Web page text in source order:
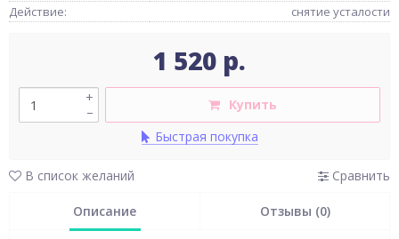
Действие:
снятие усталости
1 520 р.
–
+
Купить
Быстрая покупка
В список желаний Сравнить
Описание Отзывы (0)